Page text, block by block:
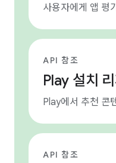
사용자에게 앱 평
API 참조
Play 설치
Play에서 추천 콘
API 참조